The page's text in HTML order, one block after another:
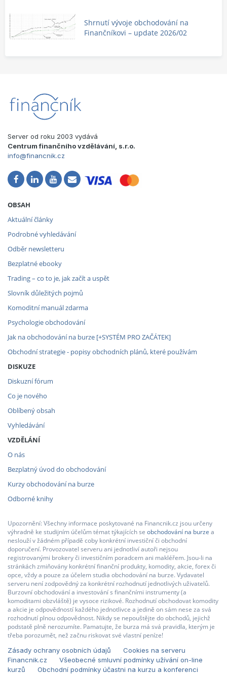
Shrnutí vývoje obchodování na
Finančníkovi – update 2026/02
Server od roku 2003 vydává
Centrum finančního vzdělávání, s.r.o.
info@financnik.cz
OBSAH
Aktuální články
Podrobné vyhledávání
Odběr newsletteru
Bezplatné ebooky
Trading – co to je, jak začít a uspět
Slovník důležitých pojmů
Komoditní manuál zdarma
Psychologie obchodování
Jak na obchodování na burze [+SYSTÉM PRO ZAČÁTEK]
Obchodní strategie - popisy obchodních plánů, které používám
DISKUZE
Diskuzní fórum
Co je nového
Oblíbený obsah
Vyhledávání
VZDĚLÁNÍ
O nás
Bezplatný úvod do obchodování
Kurzy obchodování na burze
Odborné knihy
Upozornění: Všechny informace poskytované na Financnik.cz jsou určeny
výhradně ke studijním účelům témat týkajících se obchodování na burze a
neslouží v žádném případě coby konkrétní investiční či obchodní
doporučení. Provozovatel serveru ani jednotliví autoři nejsou
registrovanými brokery či investičním poradcem ani makléřem. Jsou-li na
stránkách zmiňovány konkrétní finanční produkty, komodity, akcie, forex či
opce, vždy a pouze za účelem studia obchodování na burze. Vydavatel
serveru není zodpovědný za konkrétní rozhodnutí jednotlivých uživatelů.
Burzovní obchodování a investování s finančními instrumenty (a
komoditami obzvláště) je vysoce rizikové. Rozhodnutí obchodovat komodity
a akcie je odpovědností každého jednotlivce a jedině on sám nese za svá
rozhodnutí plnou odpovědnost. Nikdy se nepouštějte do obchodů, jejichž
podstatě plně nerozumíte. Pamatujte, že burza má svá pravidla, kterým je
třeba porozumět, než začnu riskovat své vlastní peníze!
Zásady ochrany osobních údajů
Cookies na serveru
Financnik.cz
Všeobecné smluvní podmínky užívání on-line
kurzů
Obchodní podmínky účastni na kurzu a konferenci